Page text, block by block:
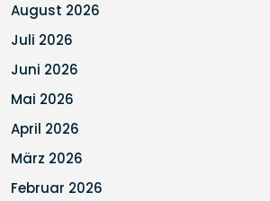
August 2026
Juli 2026
Juni 2026
Mai 2026
April 2026
März 2026
Februar 2026